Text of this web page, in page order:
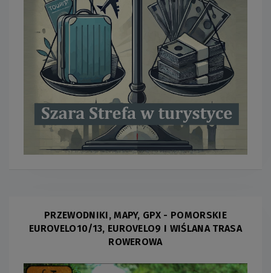
PRZEWODNIKI, MAPY, GPX - POMORSKIE
EUROVELO10/13, EUROVELO9 I WIŚLANA TRASA
ROWEROWA